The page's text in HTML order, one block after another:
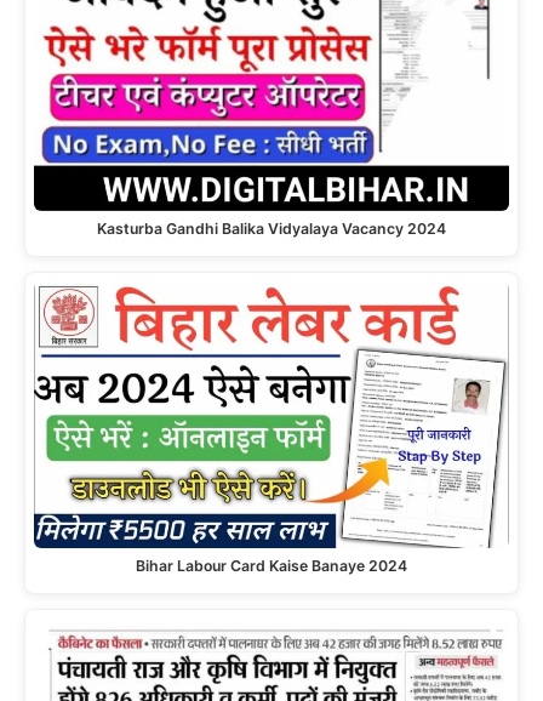
Kasturba Gandhi Balika Vidyalaya Vacancy 2024
Bihar Labour Card Kaise Banaye 2024